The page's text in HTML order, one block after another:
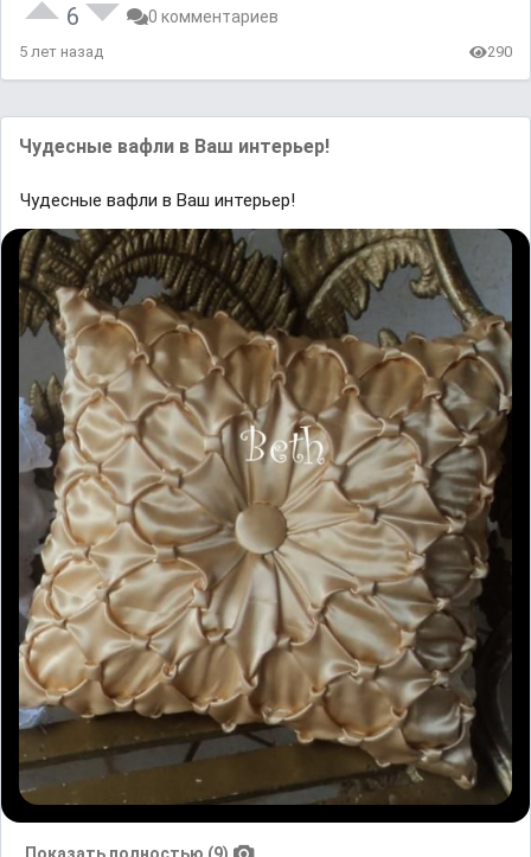
6 0 комментариев
5 лет назад 290
Чудесные вафли в Ваш интерьер!
Чудесные вафли в Ваш интерьер!